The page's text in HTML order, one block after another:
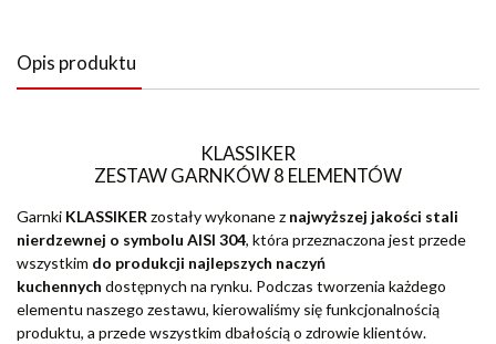
Opis produktu
KLASSIKER
ZESTAW GARNKÓW 8 ELEMENTÓW
Garnki KLASSIKER zostały wykonane z najwyższej jakości stali
nierdzewnej o symbolu AISI 304, która przeznaczona jest przede
wszystkim do produkcji najlepszych naczyń
kuchennych dostępnych na rynku. Podczas tworzenia każdego
elementu naszego zestawu, kierowaliśmy się funkcjonalnością
produktu, a przede wszystkim dbałością o zdrowie klientów.